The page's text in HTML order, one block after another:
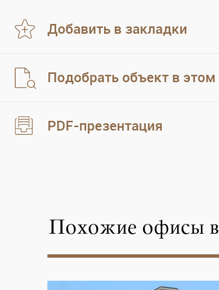
Добавить в закладки
Подобрать объект в этом
PDF-презентация
Похожие офисы